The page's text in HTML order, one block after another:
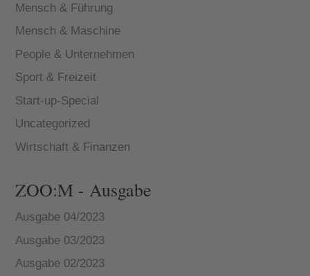
Mensch & Führung
Mensch & Maschine
People & Unternehmen
Sport & Freizeit
Start-up-Special
Uncategorized
Wirtschaft & Finanzen
ZOO:M - Ausgabe
Ausgabe 04/2023
Ausgabe 03/2023
Ausgabe 02/2023